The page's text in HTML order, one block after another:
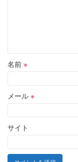
名前 ※
メール ※
サイト